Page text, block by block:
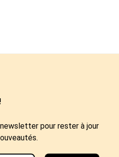
pour rester à jour